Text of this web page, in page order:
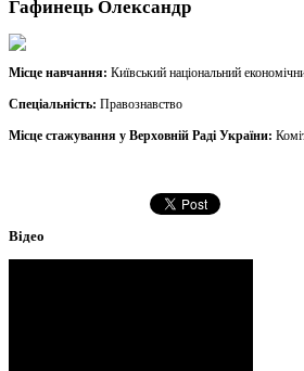
Гафинець Олександр
Мiсце навчання: Київський національний
Спеціальність: Правознавство
Мiсце стажування у Верховнiй Радi України:
Відео